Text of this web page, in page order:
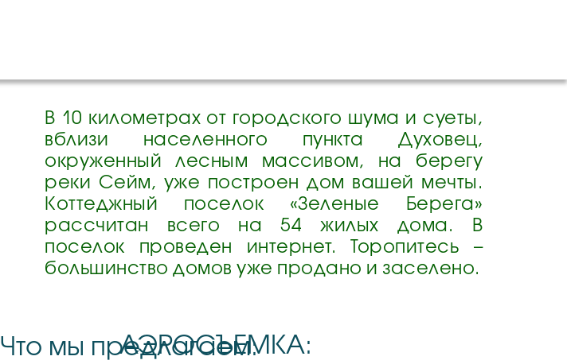
В 10 километрах от городского шума и суеты,
вблизи населенного пункта Духовец,
окруженный лесным массивом, на берегу
реки Сейм, уже построен дом вашей мечты.
Коттеджный поселок «Зеленые Берега»
рассчитан всего на 54 жилых дома. В
поселок проведен интернет. Торопитесь –
большинство домов уже продано и заселено.
АЭРОСЪЕМКА:
Что мы предлагаем: